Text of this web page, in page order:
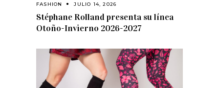
FASHION JULIO 14, 2026
Stéphane Rolland presenta su línea
Otoño-Invierno 2026-2027